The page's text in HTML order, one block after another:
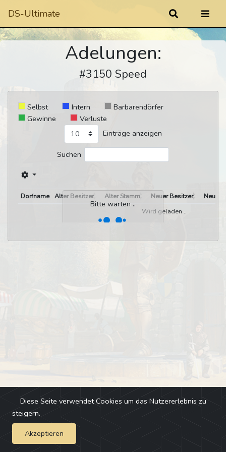
DS-Ultimate
Adelungen:
#3150 Speed
Selbst Intern
Barbarendörfer
Gewinne
Verluste
Einträge anzeigen
Suchen
Bitte warten ..
Dorfname Alter Besitzer Alter Stamm Neuer Besitzer
Neuer
Wird geladen ..
Impressum - Changelog
Diese Seite verwendet Cookies um das Nutzererlebnis zu
steigern.
Akzeptieren